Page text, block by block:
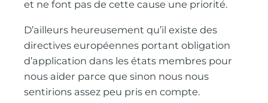
et ne font pas de cette cause une priorité.
D’ailleurs heureusement qu’il existe des
directives européennes portant obligation
d’application dans les états membres pour
nous aider parce que sinon nous nous
sentirions assez peu pris en compte.